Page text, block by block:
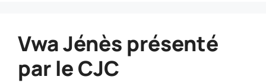
Vwa Jénès présenté
par le CJC